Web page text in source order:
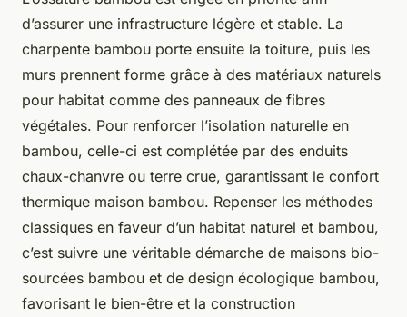
d’assurer une infrastructure légère et stable. La
charpente bambou porte ensuite la toiture, puis les
murs prennent forme grâce à des matériaux naturels
pour habitat comme des panneaux de fibres
végétales. Pour renforcer l’isolation naturelle en
bambou, celle-ci est complétée par des enduits
chaux-chanvre ou terre crue, garantissant le confort
thermique maison bambou. Repenser les méthodes
classiques en faveur d’un habitat naturel et bambou,
c’est suivre une véritable démarche de maisons bio-
sourcées bambou et de design écologique bambou,
favorisant le bien-être et la construction